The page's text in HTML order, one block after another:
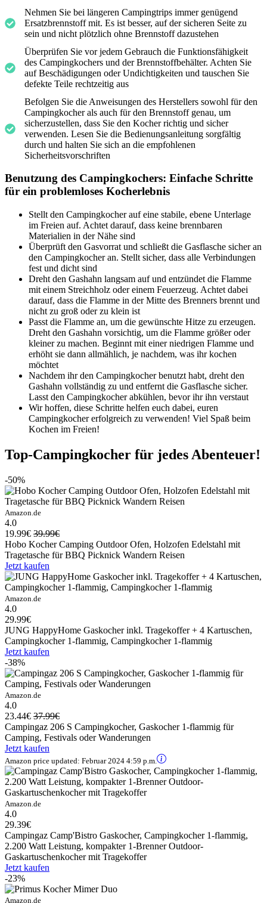
Nehmen Sie bei längeren Campingtrips immer genügend
Ersatzbrennstoff mit. Es ist besser, auf der sicheren Seite zu
sein und nicht plötzlich ohne Brennstoff dazustehen
Überprüfen Sie vor jedem Gebrauch die Funktionsfähigkeit
des Campingkochers und der Brennstoffbehälter. Achten Sie
auf Beschädigungen oder Undichtigkeiten und tauschen Sie
defekte Teile rechtzeitig aus
Befolgen Sie die Anweisungen des Herstellers sowohl für den
Campingkocher als auch für den Brennstoff genau, um
sicherzustellen, dass Sie den Kocher richtig und sicher
verwenden. Lesen Sie die Bedienungsanleitung sorgfältig
durch und halten Sie sich an die empfohlenen
Sicherheitsvorschriften
Benutzung des Campingkochers: Einfache Schritte
für ein problemloses Kocherlebnis
Stellt den Campingkocher auf eine stabile, ebene Unterlage
im Freien auf. Achtet darauf, dass keine brennbaren
Materialien in der Nähe sind
Überprüft den Gasvorrat und schließt die Gasflasche sicher an
den Campingkocher an. Stellt sicher, dass alle Verbindungen
fest und dicht sind
Dreht den Gashahn langsam auf und entzündet die Flamme
mit einem Streichholz oder einem Feuerzeug. Achtet dabei
darauf, dass die Flamme in der Mitte des Brenners brennt und
nicht zu groß oder zu klein ist
Passt die Flamme an, um die gewünschte Hitze zu erzeugen.
Dreht den Gashahn vorsichtig, um die Flamme größer oder
kleiner zu machen. Beginnt mit einer niedrigen Flamme und
erhöht sie dann allmählich, je nachdem, was ihr kochen
möchtet
Nachdem ihr den Campingkocher benutzt habt, dreht den
Gashahn vollständig zu und entfernt die Gasflasche sicher.
Lasst den Campingkocher abkühlen, bevor ihr ihn verstaut
Wir hoffen, diese Schritte helfen euch dabei, euren
Campingkocher erfolgreich zu verwenden! Viel Spaß beim
Kochen im Freien!
Top-Campingkocher für jedes Abenteuer!
-50%
Amazon.de
4.0
19.99€ 39.99€
Hobo Kocher Camping Outdoor Ofen, Holzofen Edelstahl mit
Tragetasche für BBQ Picknick Wandern Reisen
Jetzt kaufen
Amazon.de
4.0
29.99€
JUNG HappyHome Gaskocher inkl. Tragekoffer + 4 Kartuschen,
Campingkocher 1-flammig, Campingkocher 1-flammig
Jetzt kaufen
-38%
Amazon.de
4.0
23.44€ 37.99€
Campingaz 206 S Campingkocher, Gaskocher 1-flammig für
Camping, Festivals oder Wanderungen
Jetzt kaufen
Amazon price updated: Februar 2024 4:59 p.m.
Amazon.de
4.0
29.39€
Campingaz Camp'Bistro Gaskocher, Campingkocher 1-flammig,
2.200 Watt Leistung, kompakter 1-Brenner Outdoor-
Gaskartuschenkocher mit Tragekoffer
Jetzt kaufen
-23%
Amazon.de